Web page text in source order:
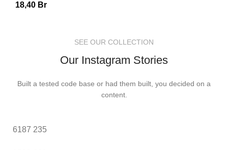
18,40 Br
SEE OUR COLLECTION
Our Instagram Stories
Built a tested code base or had them built, you decided on a
content.
6187 235